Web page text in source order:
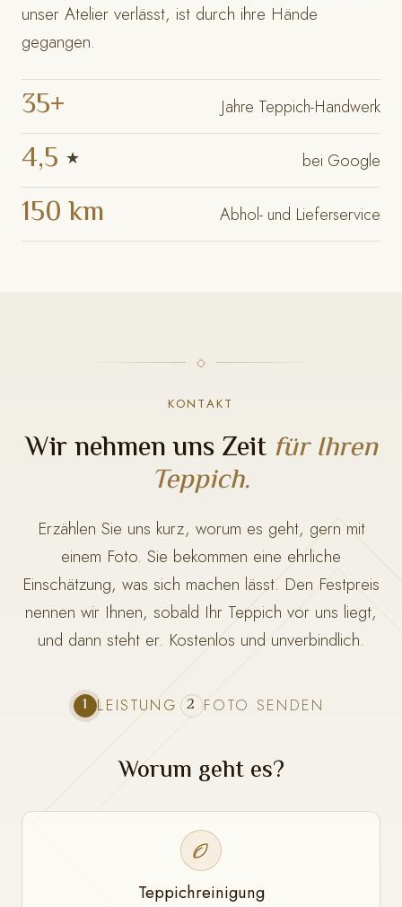
unser Atelier verlässt, ist durch ihre Hände
gegangen.
35+ Jahre Teppich-Handwerk
4,5 ★ bei Google
150 km Abhol- und Lieferservice
KONTAKT
Wir nehmen uns Zeit für Ihren
Teppich.
Erzählen Sie uns kurz, worum es geht, gern mit
einem Foto. Sie bekommen eine ehrliche
Einschätzung, was sich machen lässt. Den Festpreis
nennen wir Ihnen, sobald Ihr Teppich vor uns liegt,
und dann steht er. Kostenlos und unverbindlich.
1 LEISTUNG 2 FOTO SENDEN
Worum geht es?
Teppichreinigung